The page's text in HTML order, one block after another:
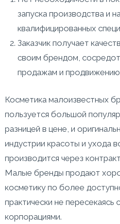
запуска производства и
квалифицированных
Заказчик получает
своим брендом,
продажам и продвижению
Косметика малоизвестных
пользуется большой
разницей в цене, и
индустрии красоты и ухода
производится через
Малые бренды продают
косметику по более
практически не пересекаясь
корпорациями.